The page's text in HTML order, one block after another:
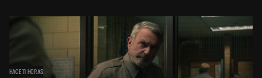
HACE 11 HORAS